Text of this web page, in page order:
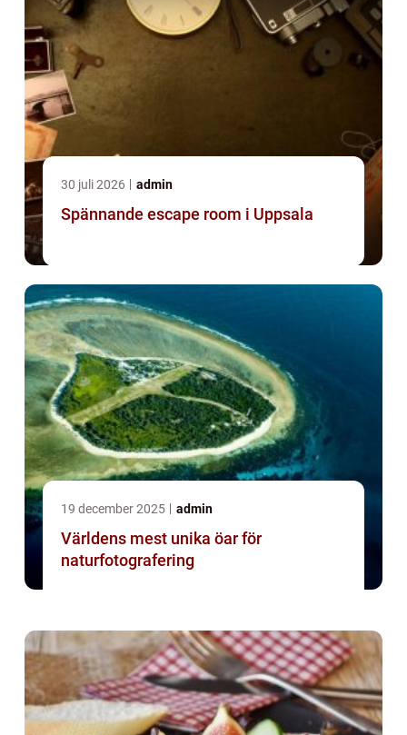
30 juli 2026 admin
Spännande escape room i Uppsala
19 december 2025 admin
Världens mest unika öar för
naturfotografering